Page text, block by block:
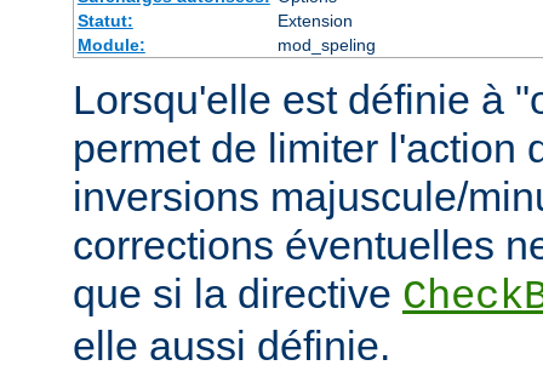
Statut:
Extension
Module:
mod_speling
Lorsqu'elle est définie à
permet de limiter l'action
inversions majuscule/
corrections éventuelles
que si la directive
elle aussi définie.